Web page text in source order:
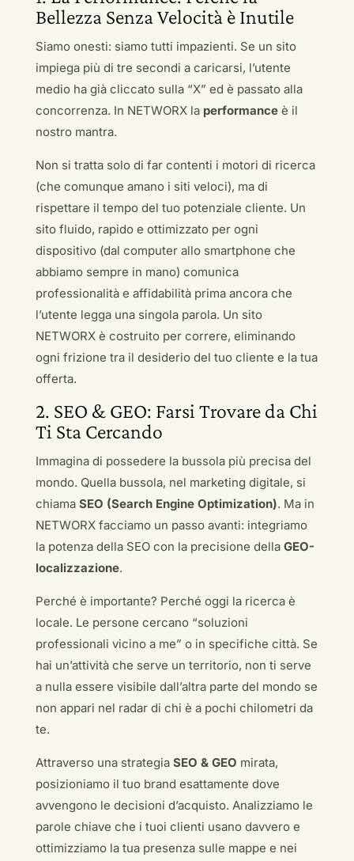
Bellezza Senza Velocità è Inutile
Siamo onesti: siamo tutti impazienti. Se un sito
impiega più di tre secondi a caricarsi, l’utente
medio ha già cliccato sulla “X” ed è passato alla
concorrenza. In NETWORX la performanceè il
nostro mantra.
Non si tratta solo di far contenti i motori di ricerca
(che comunque amano i siti veloci), ma di
rispettare il tempo del tuo potenziale cliente. Un
sito fluido, rapido e ottimizzato per ogni
dispositivo (dal computer allo smartphone che
abbiamo sempre in mano) comunica
professionalità e affidabilità prima ancora che
l’utente legga una singola parola. Un sito
NETWORX è costruito per correre, eliminando
ogni frizione tra il desiderio del tuo cliente e la tua
offerta.
2. SEO & GEO: Farsi Trovare da Chi
Ti Sta Cercando
Immagina di possedere la bussola più precisa del
mondo. Quella bussola, nel marketing digitale, si
chiama SEO (Search Engine Optimization). Ma in
NETWORX facciamo un passo avanti: integriamo
la potenza della SEO con la precisione della GEO-
localizzazione.
Perché è importante? Perché oggi la ricerca è
locale. Le persone cercano “soluzioni
professionali vicino a me” o in specifiche città. Se
hai un’attività che serve un territorio, non ti serve
a nulla essere visibile dall’altra parte del mondo se
non appari nel radar di chi è a pochi chilometri da
te.
Attraverso una strategia SEO & GEO mirata,
posizioniamo il tuo brand esattamente dove
avvengono le decisioni d’acquisto. Analizziamo le
parole chiave che i tuoi clienti usano davvero e
ottimizziamo la tua presenza sulle mappe e nei